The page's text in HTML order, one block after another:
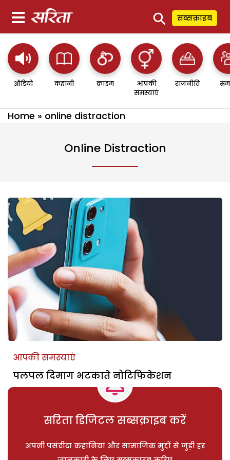
⚲ सब्सक्राइब
ऑडियो कहानी क्राइम
आपकी
समस्याएं
राजनीति
Home » online distraction
Online Distraction
आपकी समस्याएं
पलपल दिमाग भटकाते नोटिफिकेशन
सरिता डिजिटल सब्सक्राइब करें
अपनी पसंदीदा कहानियां और सामाजिक मुद्दों से जुड़ी हर